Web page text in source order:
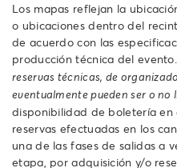
Los mapas reflejan la
o ubicaciones dentro del
de acuerdo con las
producción técnica del evento.
reservas técnicas, de
eventualmente pueden ser o no
disponibilidad de boletería en
reservas efectuadas en los
una de las fases de salidas a
etapa, por adquisición y/o